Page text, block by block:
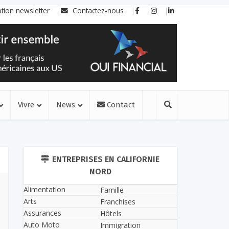
newsletter Contactez-nous
Vivre News Contact
ENTREPRISES EN CALIFORNIE
NORD
Alimentation
Arts
Assurances
Auto Moto
Famille
Franchises
Hôtels
Immigration